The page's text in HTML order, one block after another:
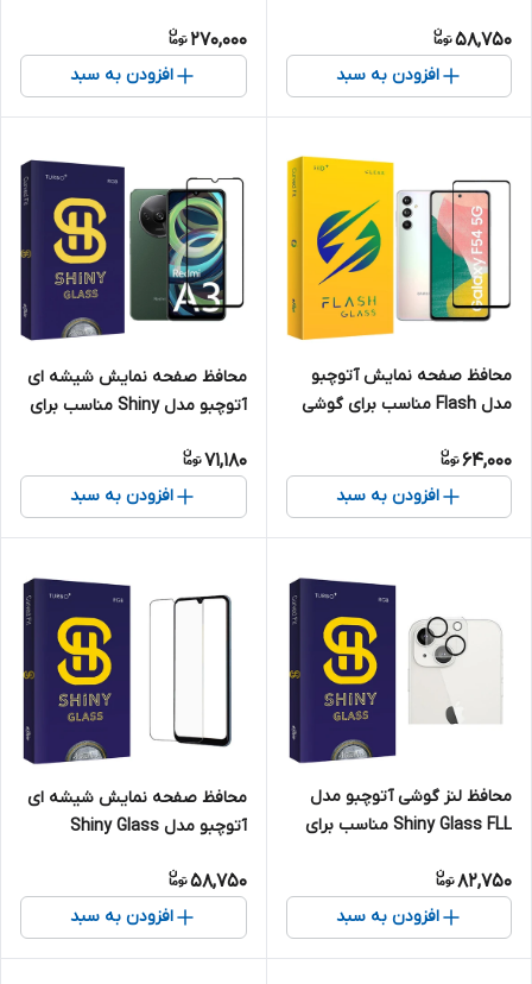
هوآوی Y8p
58,750
افزودن به سبد
270,000
افزودن به سبد
محافظ صفحه نمایش آتوچبو
مدل Flash مناسب برای گوشی
5G
64,000
افزودن به سبد
محافظ صفحه نمایش شیشه ای
آتوچبو مدل Shiny مناسب برای
A3
71,180
افزودن به سبد
محافظ لنز گوشی آتوچبو مدل
Shiny Glass FLL مناسب برای
82,750
افزودن به سبد
محافظ صفحه نمایش شیشه ای
آتوچبو مدل Shiny Glass
سامسونگ Galaxy A20 / A30 /
58,750
افزودن به سبد